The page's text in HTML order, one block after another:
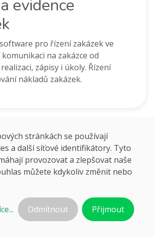
evidence
pro řízení zakázek ve
na zakázce od
zápisy i úkoly. Řízení
nákladů zakázek.
DETAILY
a správa
stránkách se používají
a další síťové identifikátory. Tyto
provozovat a zlepšovat naše
můžete kdykoliv změnit nebo
Odmítnout Přijmout